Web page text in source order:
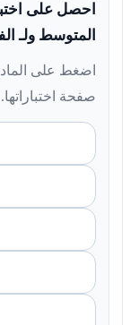
احصل على
المتوسط ولـ
اضغط على
صفحة اختباراتها.